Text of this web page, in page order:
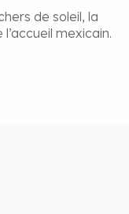
de soleil, la
mexicain.